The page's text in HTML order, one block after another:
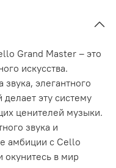
Grand Master – это
искусства.
элегантного
эту систему
ценителей музыки.
звука и
амбиции с Cello
окунитесь в мир